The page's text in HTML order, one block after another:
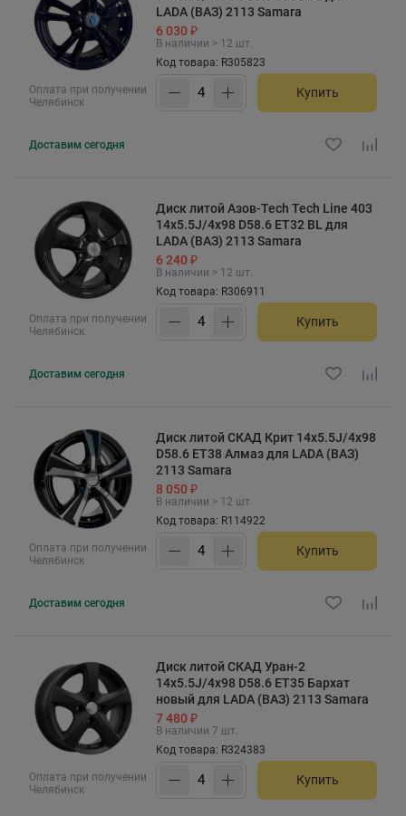
Оплата при получении
Челябинск
LADA (ВАЗ) 2113 Samara
6 030 ₽
В наличии > 12 шт.
Код товара: R305823
Купить
Доставим сегодня
Оплата при получении
Челябинск
Диск литой Азов-Tech Tech Line 403
14x5.5J/4x98 D58.6 ET32 BL для
LADA (ВАЗ) 2113 Samara
6 240 ₽
В наличии > 12 шт.
Код товара: R306911
Купить
Доставим сегодня
Оплата при получении
Челябинск
Диск литой СКАД Крит 14x5.5J/4x98
D58.6 ET38 Алмаз для LADA (ВАЗ)
2113 Samara
8 050 ₽
В наличии > 12 шт.
Код товара: R114922
Купить
Доставим сегодня
Оплата при получении
Челябинск
Диск литой СКАД Уран-2
14x5.5J/4x98 D58.6 ET35 Бархат
новый для LADA (ВАЗ) 2113 Samara
7 480 ₽
В наличии 7 шт.
Код товара: R324383
Купить